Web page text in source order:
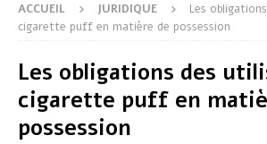
ACCUEIL JURIDIQUE
Les
cigarette puff en matière de possession
Les obligations des
cigarette puff en
possession